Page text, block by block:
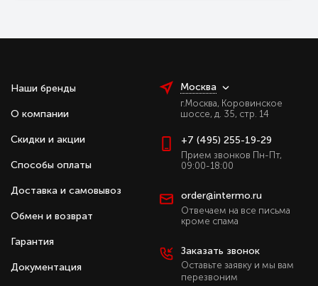
Наши бренды
О компании
Скидки и акции
Способы оплаты
Доставка и самовывоз
Обмен и возврат
Гарантия
Документация
Москва
г.Москва, Коровинское
шоссе, д. 35, стр. 14
+7 (495) 255-19-29
Прием звонков Пн-Пт,
09:00-18:00
order@intermo.ru
Отвечаем на все письма
кроме спама
Заказать звонок
Оставьте заявку и мы вам
перезвоним